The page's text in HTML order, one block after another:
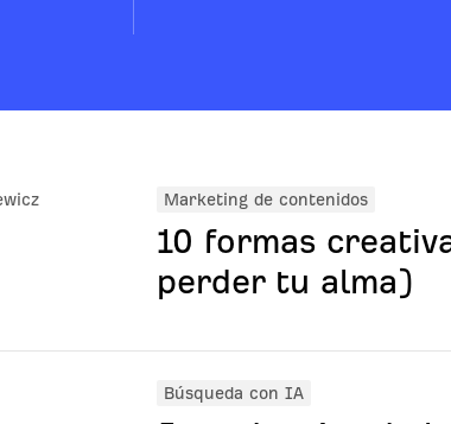
Marketing de contenidos
10 formas
perder tu alma)
Búsqueda con IA